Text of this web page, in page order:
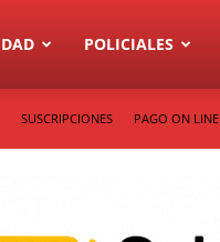
POLICIALES
SUSCRIPCIONES PAGO ON LINE